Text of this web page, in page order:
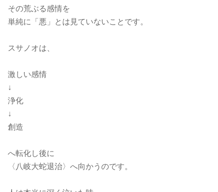
その荒ぶる感情を
単純に「悪」とは見ていないことです。
スサノオは、
激しい感情
↓
浄化
↓
創造
へ転化し後に
〈八岐大蛇退治〉へ向かうのです。